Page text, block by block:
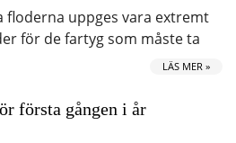
floderna uppges vara extremt
för de fartyg som måste ta
LÄS MER »
första gången i år